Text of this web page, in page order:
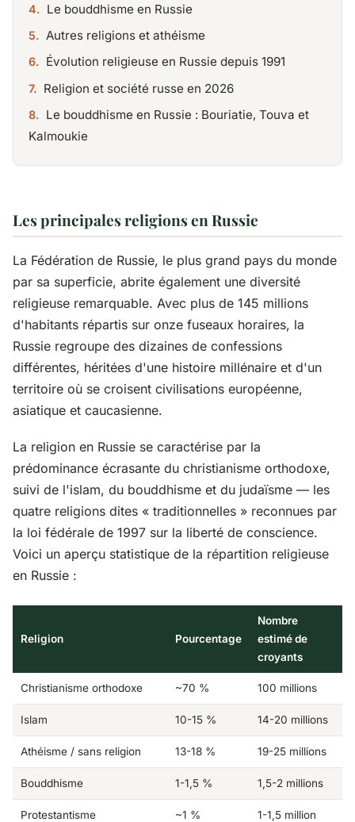
Le bouddhisme en Russie
Autres religions et athéisme
Évolution religieuse en Russie depuis 1991
Religion et société russe en 2026
Le bouddhisme en Russie : Bouriatie, Touva et
Kalmoukie
Les principales religions en Russie
La Fédération de Russie, le plus grand pays du monde
par sa superficie, abrite également une diversité
religieuse remarquable. Avec plus de 145 millions
d'habitants répartis sur onze fuseaux horaires, la
Russie regroupe des dizaines de confessions
différentes, héritées d'une histoire millénaire et d'un
territoire où se croisent civilisations européenne,
asiatique et caucasienne.
La religion en Russie se caractérise par la
prédominance écrasante du christianisme orthodoxe,
suivi de l'islam, du bouddhisme et du judaïsme — les
quatre religions dites « traditionnelles » reconnues par
la loi fédérale de 1997 sur la liberté de conscience.
Voici un aperçu statistique de la répartition religieuse
en Russie :
Religion Pourcentage
Nombre
estimé de
croyants
Christianisme orthodoxe ~70 % 100 millions
Islam 10-15 % 14-20 millions
Athéisme / sans religion 13-18 % 19-25 millions
Bouddhisme 1-1,5 % 1,5-2 millions
Protestantisme ~1 % 1-1,5 million